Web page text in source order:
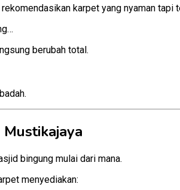
karpet yang nyaman tapi
berubah total.
bingung mulai dari mana.
menyediakan: